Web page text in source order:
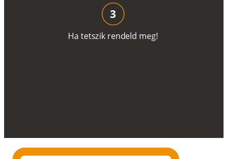
Ha tetszik rendeld meg!
3